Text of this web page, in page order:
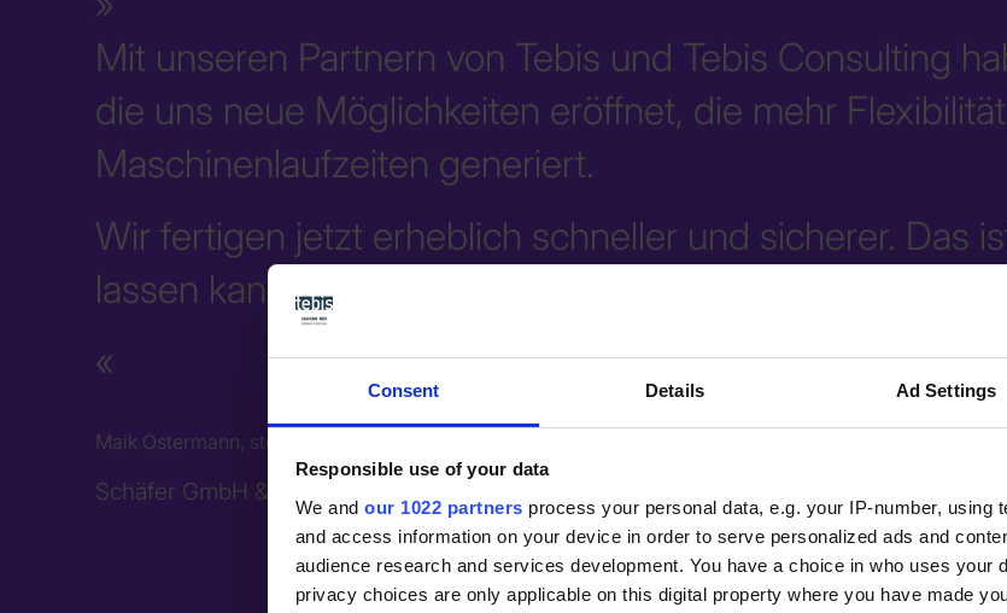
Consent Details Ad Settings
Responsible use of your data
We and our 1022 partners process your personal data, e.g. your IP-number, using
and access information on your device in order to serve personalized ads and
audience research and services development. You have a choice in who uses your
privacy choices are only applicable on this digital property where you have made
Mit unseren Partnern von Tebis und Tebis Consulting
die uns neue Möglichkeiten eröffnet, die mehr
Maschinenlaufzeiten generiert.
Wir fertigen jetzt erheblich schneller und sicherer. Das
lassen kann.
Maik Ostermann, stellvertretender Leiter der Produktion bei Schäfer
Schäfer GmbH & Co. KG